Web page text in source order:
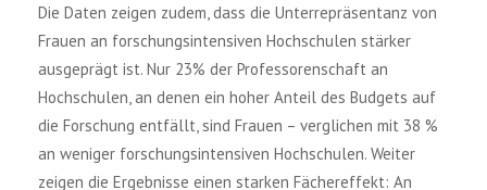
Die Daten zeigen zudem, dass die Unterrepräsentanz von
Frauen an forschungsintensiven Hochschulen stärker
ausgeprägt ist. Nur 23% der Professorenschaft an
Hochschulen, an denen ein hoher Anteil des Budgets auf
die Forschung entfällt, sind Frauen – verglichen mit 38 %
an weniger forschungsintensiven Hochschulen. Weiter
zeigen die Ergebnisse einen starken Fächereffekt: An